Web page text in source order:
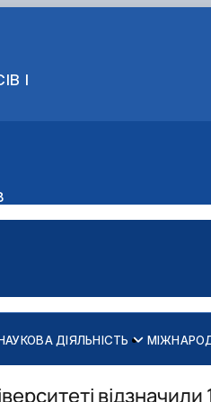
І
ДІЯЛЬНІСТЬ
відзначили